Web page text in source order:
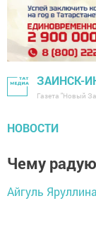
ЗАИНСК-
Газета "Новый
НОВОСТИ
Чему
Айгуль